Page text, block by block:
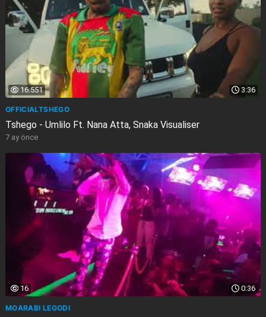
3:36
16.551
OFFICIALTSHEGO
Tshego - Umlilo Ft. Nana Atta, Snaka Visualiser
7 ay önce
0:36
16
MOARABI LEGODI